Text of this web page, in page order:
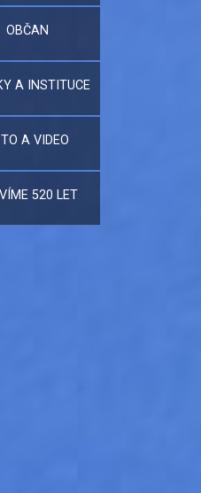
OBČAN
A INSTITUCE
A VIDEO
520 LET